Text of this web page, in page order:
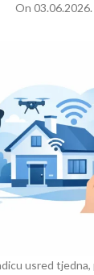
On 03.06.2026.
usred